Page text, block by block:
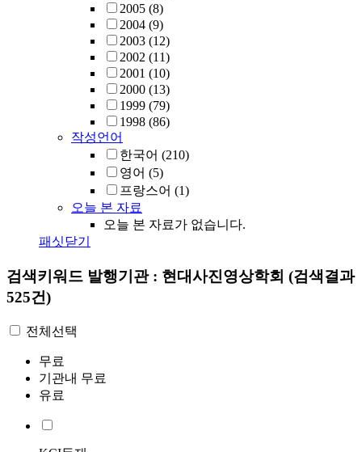
2005 (8)
2004 (9)
2003 (12)
2002 (11)
2001 (10)
2000 (13)
1999 (79)
1998 (86)
작성언어
한국어 (210)
영어 (5)
프랑스어 (1)
오늘 본 자료
오늘 본 자료가 없습니다.
패싯닫기
검색키워드 발행기관 : 현대사진영상학회 (검색결과
525건)
전체선택
무료
기관내 무료
유료